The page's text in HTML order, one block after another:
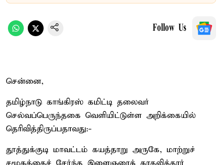
Follow Us
சென்னை,
தமிழ்நாடு காங்கிரஸ் கமிட்டி தலைவர்
செல்வப்பெருந்தகை வெளியிட்டுள்ள அறிக்கையில்
தெரிவித்திருப்பதாவது:-
தூத்துக்குடி மாவட்டம் கயத்தாறு அருகே, மாற்றுச்